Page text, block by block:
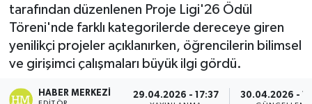
tarafından düzenlenen Proje Ligi'26 Ödül
Töreni'nde farklı kategorilerde dereceye giren
yenilikçi projeler açıklanırken, öğrencilerin bilimsel
ve girişimci çalışmaları büyük ilgi gördü.
HABER MERKEZI 29.04.2026 - 17:37 30.04.2026 -
Gündem
Magazin
Süper Lig Puan Durumu ve Fikstür
Tüm Manşetler